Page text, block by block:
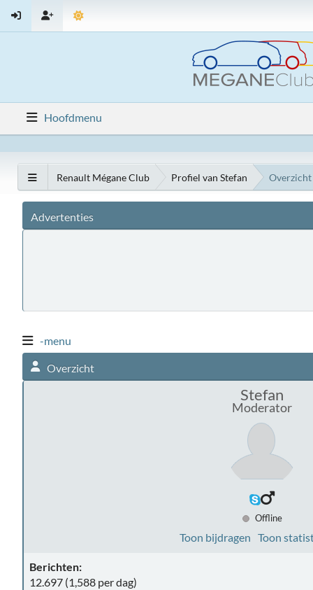
Hoofdmenu
Renault Mégane Club Profiel van Stefan Overzicht
Advertenties
-menu
Overzicht
Stefan
Moderator
Offline
Toon bijdragen Toon
Berichten:
12.697 (1,588 per dag)